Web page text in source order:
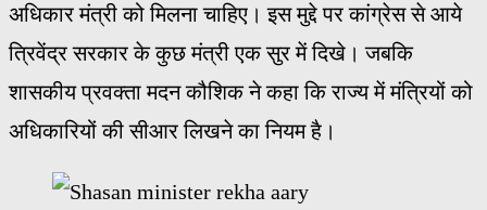
अधिकार मंत्री को मिलना चाहिए। इस मुद्दे पर कांग्रेस से आये
त्रिवेंद्र सरकार के कुछ मंत्री एक सुर में दिखे। जबकि
शासकीय प्रवक्ता मदन कौशिक ने कहा कि राज्य में मंत्रियों को
अधिकारियों की सीआर लिखने का नियम है।